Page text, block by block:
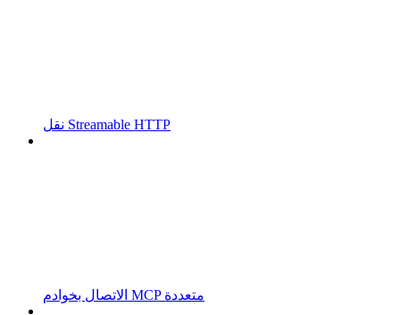
نقل Streamable HTTP
الاتصال بخوادم MCP متعددة